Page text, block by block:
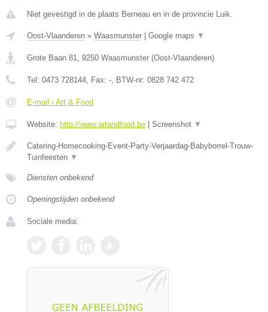
Niet gevestigd in de plaats Berneau en in de provincie Luik.
Oost-Vlaanderen » Waasmunster | Google maps ▼
Grote Baan 81 9250 Waasmunster (Oost-Vlaanderen)
Tel: 0473 728144 , Fax: - , BTW-nr: 0828 742 472
E-mail › Art & Food
Website: http://www.artandfood.be | Screenshot ▼
Catering-Homecooking-Event-Party-Verjaardag-Babyborrel-Trouw-
Tuinfeesten ▼
Diensten onbekend
Openingstijden onbekend
Sociale media: